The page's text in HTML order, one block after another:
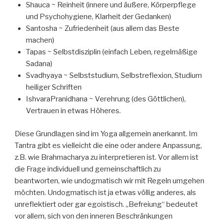
Shauca ~ Reinheit (innere und äußere, Körperpflege
und Psychohygiene, Klarheit der Gedanken)
Santosha ~ Zufriedenheit (aus allem das Beste
machen)
Tapas ~ Selbstdisziplin (einfach Leben, regelmäßige
Sadana)
Svadhyaya ~ Selbststudium, Selbstreflexion, Studium
heiliger Schriften
IshvaraPranidhana ~ Verehrung (des Göttlichen),
Vertrauen in etwas Höheres.
Diese Grundlagen sind im Yoga allgemein anerkannt. Im
Tantra gibt es vielleicht die eine oder andere Anpassung,
z.B. wie Brahmacharya zu interpretieren ist. Vor allem ist
die Frage individuell und gemeinschaftlich zu
beantworten, wie undogmatisch wir mit Regeln umgehen
möchten. Undogmatisch ist ja etwas völlig anderes, als
unreflektiert oder gar egoistisch. „Befreiung“ bedeutet
vor allem, sich von den inneren Beschränkungen